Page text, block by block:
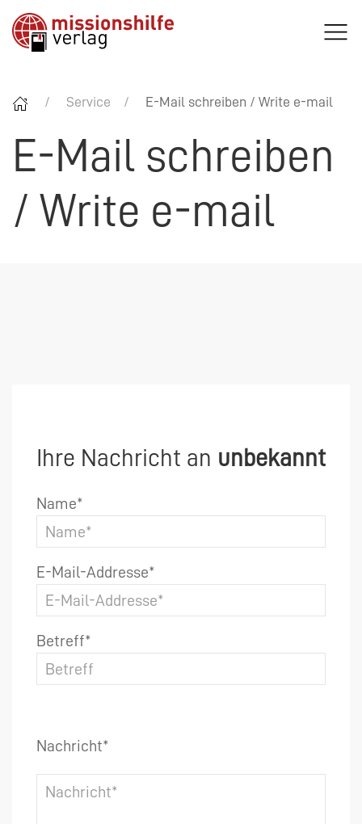
Service E-Mail schreiben / Write e-mail
E-Mail schreiben
/ Write e-mail
Ihre Nachricht an unbekannt
Name*
E-Mail-Addresse*
Betreff*
Nachricht*